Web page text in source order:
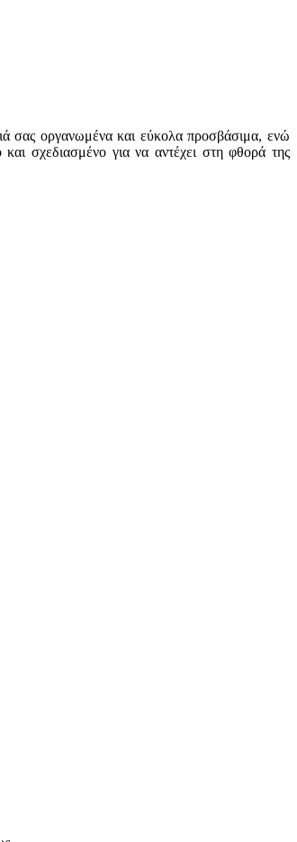
σας οργανωμένα και εύκολα προσβάσιμα, ενώ
σχεδιασμένο για να αντέχει στη φθορά της